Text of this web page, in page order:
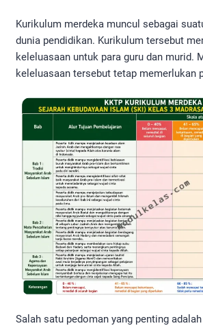
Kurikulum merdeka muncul sebagai
dunia pendidikan. Kurikulum tersebut
keleluasaan untuk para guru dan murid.
keleluasaan tersebut tetap memerlukan
Salah satu pedoman yang penting